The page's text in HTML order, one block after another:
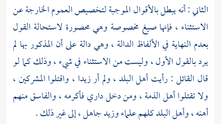
الثاني : أنه يبطل بالأقوال الموجبة لتخصيص العموم الخارجة عن
الاستثناء ، فإنها صيغ مخصوصة وهي محصورة لاستحالة القول
بعدم النهاية في الألفاظ الدالة ، وهي دالة على أن المذكور بها لم
يرد بالقول الأول ، وليست من الاستثناء في شيء ، وذلك كما لو
قال القائل : رأيت أهل البلد ، ولم أر زيدا ، واقتلوا المشركين ،
ولا تقتلوا أهل الذمة ، ومن دخل داري فأكرمه ، والفاسق منهم
أهنه ، وأهل البلد كلهم علماء وزيد جاهل ، إلى غير ذلك .